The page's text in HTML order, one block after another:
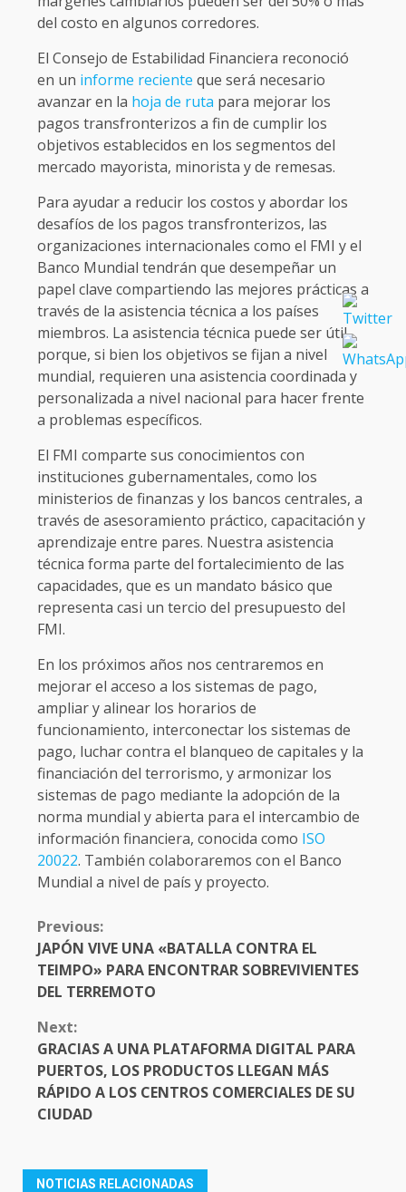
del costo en algunos corredores.
El Consejo de Estabilidad Financiera reconoció
en un informe reciente que será necesario
avanzar en la hoja de ruta para mejorar los
pagos transfronterizos a fin de cumplir los
objetivos establecidos en los segmentos del
mercado mayorista, minorista y de remesas.
Para ayudar a reducir los costos y abordar los
desafíos de los pagos transfronterizos, las
organizaciones internacionales como el FMI y el
Banco Mundial tendrán que desempeñar un
papel clave compartiendo las mejores prácticas a
través de la asistencia técnica a los países
miembros. La asistencia técnica puede ser útil
porque, si bien los objetivos se fijan a nivel
mundial, requieren una asistencia coordinada y
personalizada a nivel nacional para hacer frente
a problemas específicos.
El FMI comparte sus conocimientos con
instituciones gubernamentales, como los
ministerios de finanzas y los bancos centrales, a
través de asesoramiento práctico, capacitación y
aprendizaje entre pares. Nuestra asistencia
técnica forma parte del fortalecimiento de las
capacidades, que es un mandato básico que
representa casi un tercio del presupuesto del
FMI.
En los próximos años nos centraremos en
mejorar el acceso a los sistemas de pago,
ampliar y alinear los horarios de
funcionamiento, interconectar los sistemas de
pago, luchar contra el blanqueo de capitales y la
financiación del terrorismo, y armonizar los
sistemas de pago mediante la adopción de la
norma mundial y abierta para el intercambio de
información financiera, conocida como ISO
20022. También colaboraremos con el Banco
Mundial a nivel de país y proyecto.
CONTINUE
READING
Previous:
JAPÓN VIVE UNA «BATALLA CONTRA EL
TEIMPO» PARA ENCONTRAR SOBREVIVIENTES
DEL TERREMOTO
Next:
GRACIAS A UNA PLATAFORMA DIGITAL PARA
PUERTOS, LOS PRODUCTOS LLEGAN MÁS
RÁPIDO A LOS CENTROS COMERCIALES DE SU
CIUDAD
NOTICIAS RELACIONADAS